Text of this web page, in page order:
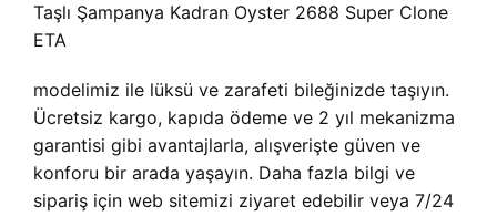
Taşlı Şampanya Kadran Oyster 2688 Super Clone
ETA
modelimiz ile lüksü ve zarafeti bileğinizde taşıyın.
Ücretsiz kargo, kapıda ödeme ve 2 yıl mekanizma
garantisi gibi avantajlarla, alışverişte güven ve
konforu bir arada yaşayın. Daha fazla bilgi ve
sipariş için web sitemizi ziyaret edebilir veya 7/24